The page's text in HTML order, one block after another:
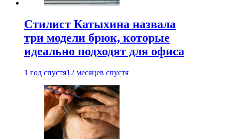
Стилист Катыхина назвала
три модели брюк, которые
идеально подходят для офиса
1 год спустя12 месяцев спустя